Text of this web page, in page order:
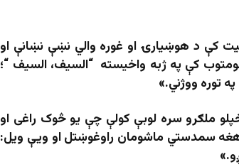
کې د هوښيارۍ او غوره والي نښې نښانې او
کې په ژبه واخیسته “السیف، السیف “؛
توره ووژني.»
ملګرو سره لوبې کولې چې یو څوک راغی او
هغه سمدستي ماشومان راوغوښتل او ويې ويل: